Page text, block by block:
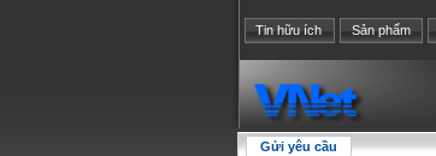
Tin hữu ích Sản phẩm
Gửi yêu cầu